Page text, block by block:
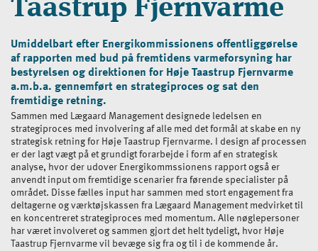
Taastrup Fjernvarme
Umiddelbart efter Energikommissionens offentliggørelse
af rapporten med bud på fremtidens varmeforsyning har
bestyrelsen og direktionen for Høje Taastrup Fjernvarme
a.m.b.a. gennemført en strategiproces og sat den
fremtidige retning.
Sammen med Lægaard Management designede ledelsen en
strategiproces med involvering af alle med det formål at skabe en ny
strategisk retning for Høje Taastrup Fjernvarme. I design af processen
er der lagt vægt på et grundigt forarbejde i form af en strategisk
analyse, hvor der udover Energikommssionens rapport også er
anvendt input om fremtidige scenarier fra førende specialister på
området. Disse fælles input har sammen med stort engagement fra
deltagerne og værktøjskassen fra Lægaard Management medvirket til
en koncentreret strategiproces med momentum. Alle nøglepersoner
har været involveret og sammen gjort det helt tydeligt, hvor Høje
Taastrup Fjernvarme vil bevæge sig fra og til i de kommende år.